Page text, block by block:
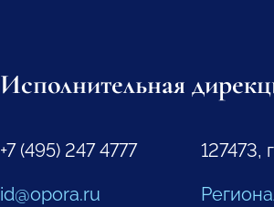
Исполнительная
+7 (495) 247 4777
id@opora.ru
127473,